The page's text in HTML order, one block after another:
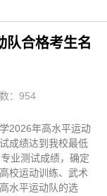
队合格考生名
： 954
2026年高水平运动
成绩达到我校最低
业测试成绩，确定
校运动训练、武术
水平运动队的选